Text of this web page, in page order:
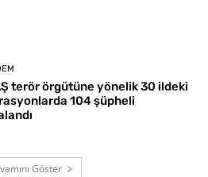
terör örgütüne yönelik 30 ildeki
104 şüpheli
Göster